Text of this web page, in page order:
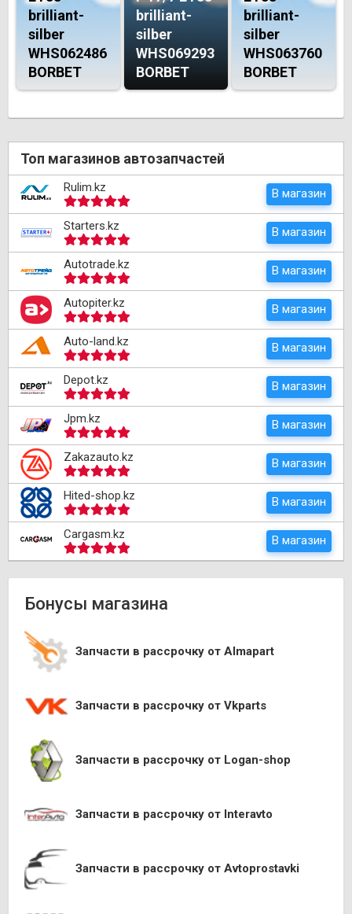
brilliant-
silber
WHS062486
BORBET
brilliant-
silber
WHS069293
BORBET
brilliant-
silber
WHS063760
BORBET
Топ магазинов автозапчастей
Rulim.kz В магазин
Starters.kz В магазин
Autotrade.kz В магазин
Autopiter.kz В магазин
Auto-land.kz В магазин
Depot.kz В магазин
Jpm.kz В магазин
Zakazauto.kz В магазин
Hited-shop.kz В магазин
Cargasm.kz В магазин
Бонусы магазина
Запчасти в рассрочку от Almapart
Запчасти в рассрочку от Vkparts
Запчасти в рассрочку от Logan-shop
Запчасти в рассрочку от Interavto
Запчасти в рассрочку от Avtoprostavki